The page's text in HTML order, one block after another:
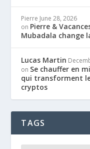
Pierre June 28, 2026
on Pierre &
Mubadala change
Lucas Martin
on Se chauffer en
qui transforment
cryptos
TAGS